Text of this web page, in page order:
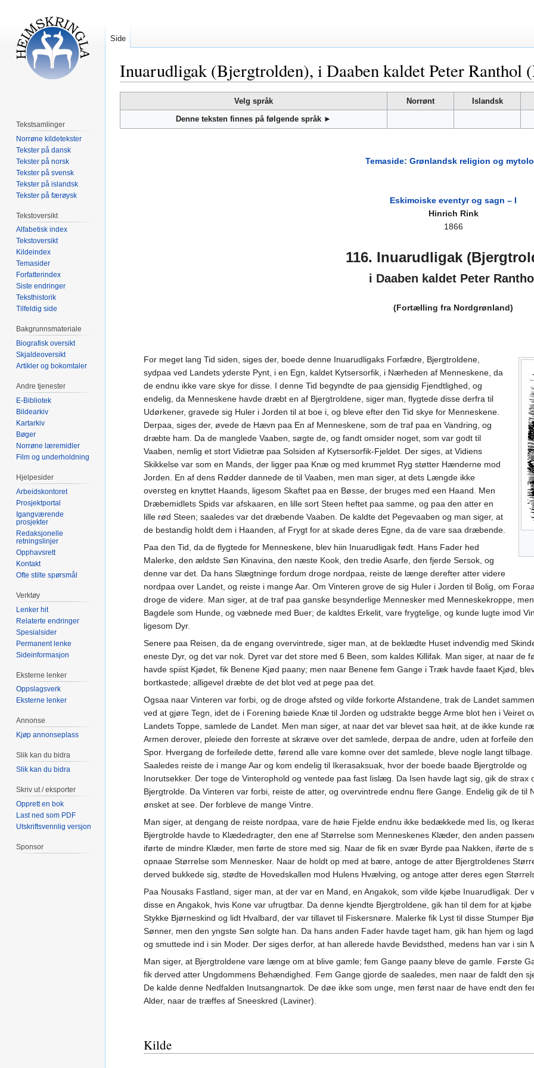
Inuarudligak (Bjergtrolden), i Daaben kaldet Peter Ranthol
til
til
Velg språk Norrønt
Islandsk
Denne teksten finnes på følgende språk ►
Temaside: Grønlandsk religion og
Eskimoiske eventyr og sagn – I
Hinrich Rink
1866
116. Inuarudligak
i Daaben kaldet Peter
(Fortælling fra Nordgrønland)
For meget lang Tid siden, siges der, boede denne Inuarudligaks Forfædre, Bjergtroldene,
sydpaa ved Landets yderste Pynt, i en Egn, kaldet Kytsersorfik, i Nærheden af Menneskene, da
de endnu ikke vare skye for disse. I denne Tid begyndte de paa gjensidig Fjendtlighed, og
endelig, da Menneskene havde dræbt en af Bjergtroldene, siger man, flygtede disse derfra til
Udørkener, gravede sig Huler i Jorden til at boe i, og bleve efter den Tid skye for Menneskene.
Derpaa, siges der, øvede de Hævn paa En af Menneskene, som de traf paa en Vandring, og
dræbte ham. Da de manglede Vaaben, søgte de, og fandt omsider noget, som var godt til
Vaaben, nemlig et stort Vidietræ paa Solsiden af Kytsersorfik-Fjeldet. Der siges, at Vidiens
Skikkelse var som en Mands, der ligger paa Knæ og med krummet Ryg støtter Hænderne mod
Jorden. En af dens Rødder dannede de til Vaaben, men man siger, at dets Længde ikke
oversteg en knyttet Haands, ligesom Skaftet paa en Bøsse, der bruges med een Haand. Men
Dræbemidlets Spids var afskaaren, en lille sort Steen heftet paa samme, og paa den atter en
lille rød Steen; saaledes var det dræbende Vaaben. De kaldte det Pegevaaben og man siger, at
de bestandig holdt dem i Haanden, af Frygt for at skade deres Egne, da de vare saa dræbende.
Paa den Tid, da de flygtede for Menneskene, blev hiin Inuarudligak født. Hans Fader hed
Malerke, den ældste Søn Kinavina, den næste Kook, den tredie Asarfe, den fjerde Sersok, og
denne var det. Da hans Slægtninge fordum droge nordpaa, reiste de længe derefter atter videre
nordpaa over Landet, og reiste i mange Aar. Om Vinteren grove de sig Huler i Jorden til Bolig, om
droge de videre. Man siger, at de traf paa ganske besynderlige Mennesker med Menneskekroppe, men
Bagdele som Hunde, og væbnede med Buer; de kaldtes Erkelit, vare frygtelige, og kunde lugte imod
ligesom Dyr.
Senere paa Reisen, da de engang overvintrede, siger man, at de beklædte Huset indvendig med
eneste Dyr, og det var nok. Dyret var det store med 6 Been, som kaldes Killifak. Man siger, at naar de
havde spiist Kjødet, fik Benene Kjød paany; men naar Benene fem Gange i Træk havde faaet Kjød,
bortkastede; alligevel dræbte de det blot ved at pege paa det.
Ogsaa naar Vinteren var forbi, og de droge afsted og vilde forkorte Afstandene, trak de Landet
ved at gjøre Tegn, idet de i Forening bøiede Knæ til Jorden og udstrakte begge Arme blot hen i Veiret
Landets Toppe, samlede de Landet. Men man siger, at naar det var blevet saa høit, at de ikke kunde
Armen derover, pleiede den forreste at skræve over det samlede, derpaa de andre, uden at forfeile
Spor. Hvergang de forfeilede dette, førend alle vare komne over det samlede, bleve nogle langt tilbage.
Saaledes reiste de i mange Aar og kom endelig til Ikerasaksuak, hvor der boede baade Bjergtrolde og
Inorutsekker. Der toge de Vinterophold og ventede paa fast Iislæg. Da Isen havde lagt sig, gik de
Bjergtrolde. Da Vinteren var forbi, reiste de atter, og overvintrede endnu flere Gange. Endelig gik de
ønsket at see. Der forbleve de mange Vintre.
Man siger, at dengang de reiste nordpaa, vare de høie Fjelde endnu ikke bedækkede med Iis, og
Bjergtrolde havde to Klædedragter, den ene af Størrelse som Menneskenes Klæder, den anden
iførte de mindre Klæder, men førte de store med sig. Naar de fik en svær Byrde paa Nakken, iførte de
opnaae Størrelse som Mennesker. Naar de holdt op med at bære, antoge de atter Bjergtroldenes
derved bukkede sig, stødte de Hovedskallen mod Hulens Hvælving, og antoge atter deres egen
Paa Nousaks Fastland, siger man, at der var en Mand, en Angakok, som vilde kjøbe Inuarudligak.
disse en Angakok, hvis Kone var ufrugtbar. Da denne kjendte Bjergtroldene, gik han til dem for at
Stykke Bjørneskind og lidt Hvalbard, der var tillavet til Fiskersnøre. Malerke fik Lyst til disse Stumper
Sønner, men den yngste Søn solgte han. Da hans anden Fader havde taget ham, gik han hjem og
og smuttede ind i sin Moder. Der siges derfor, at han allerede havde Bevidsthed, medens han var i sin
Man siger, at Bjergtroldene vare længe om at blive gamle; fem Gange paany bleve de gamle. Første
fik derved atter Ungdommens Behændighed. Fem Gange gjorde de saaledes, men naar de faldt den
De kalde denne Nedfalden Inutsangnartok. De døe ikke som unge, men først naar de have endt den
Alder, naar de træffes af Sneeskred (Laviner).
Kilde
Side
Tekstsamlinger
Norrøne kildetekster
Tekster på dansk
Tekster på norsk
Tekster på svensk
Tekster på islandsk
Tekster på færøysk
Tekstoversikt
Alfabetisk index
Tekstoversikt
Kildeindex
Temasider
Forfatterindex
Siste endringer
Teksthistorik
Tilfeldig side
Bakgrunnsmateriale
Biografisk oversikt
Skjaldeoversikt
Artikler og bokomtaler
Andre tjenester
E-Bibliotek
Bildearkiv
Kartarkiv
Bøger
Norrøne læremidler
Film og underholdning
Hjelpesider
Arbeidskontoret
Prosjektportal
Igangværende
prosjekter
Redaksjonelle
retningslinjer
Opphavsrett
Kontakt
Ofte stilte spørsmål
Verktøy
Lenker hit
Relaterte endringer
Spesialsider
Permanent lenke
Sideinformasjon
Eksterne lenker
Oppslagsverk
Eksterne lenker
Annonse
Kjøp annonseplass
Slik kan du bidra
Slik kan du bidra
Skriv ut / eksporter
Opprett en bok
Last ned som PDF
Utskriftsvennlig versjon
Sponsor